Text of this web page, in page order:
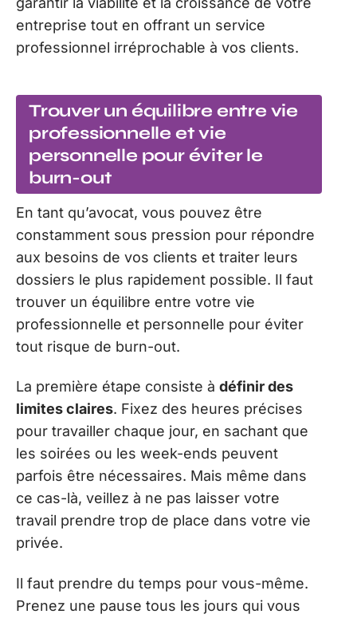
entreprise tout en offrant un service
professionnel irréprochable à vos clients.
Trouver un équilibre entre vie
professionnelle et vie
personnelle pour éviter le
burn-out
En tant qu’avocat, vous pouvez être
constamment sous pression pour répondre
aux besoins de vos clients et traiter leurs
dossiers le plus rapidement possible. Il faut
trouver un équilibre entre votre vie
professionnelle et personnelle pour éviter
tout risque de burn-out.
La première étape consiste à définir des
limites claires. Fixez des heures précises
pour travailler chaque jour, en sachant que
les soirées ou les week-ends peuvent
parfois être nécessaires. Mais même dans
ce cas-là, veillez à ne pas laisser votre
travail prendre trop de place dans votre vie
privée.
Il faut prendre du temps pour vous-même.
Prenez une pause tous les jours qui vous